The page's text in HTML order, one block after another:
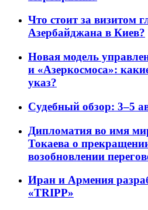
Что стоит за визитом
Азербайджана в Киев?
Новая модель
и «Азеркосмоса»:
указ?
Судебный обзор: 3–5
Дипломатия во имя
Токаева о
возобновлении
Иран и Армения
«TRIPP»